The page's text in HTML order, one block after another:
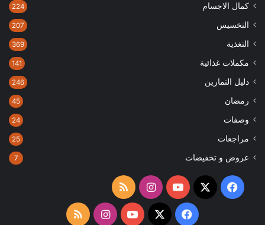
كمال الاجسام 224
التخسيس 207
التغذية 369
مكملات غذائية 141
دليل التمارين 246
رمضان 45
وصفات 24
مراجعات 25
عروض و تخفيضات 7
فيسبوك
‫X
‫YouTubeانستقرامملخص
الموقع
فيسبوك
‫X
‫YouTubeانستقرامملخص